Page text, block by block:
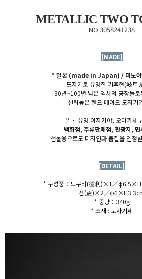
METALLIC TWO
NO.3058241238
[MADE]
* 일본 (made in Japan) / 미노
도자기로 유명한 기후현(岐阜
30년~100년 넘은 역사의 공장들로
신뢰높은핸드 메이드 도자기
일본 유명 이자카야, 오마카세
백화점, 주류판매점, 관광지, 면
선물용으로도 디자인과 품질을 인정
[DETAIL]
* 구성품：도쿠리(徳利)×1／
잔(盃)×2／
* 중량：340g
* 소재 : 도자기제